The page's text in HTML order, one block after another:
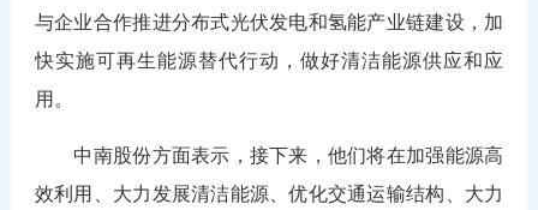
与企业合作推进分布式光伏发电和氢能产业链建设，加
快实施可再生能源替代行动，做好清洁能源供应和应
用。
中南股份方面表示，接下来，他们将在加强能源高
效利用、大力发展清洁能源、优化交通运输结构、大力